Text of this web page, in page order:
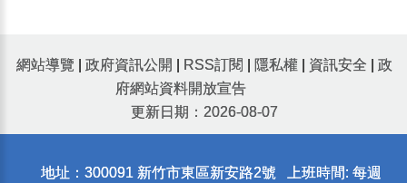
網站導覽 政府資訊公開 RSS訂閱 隱私權 資訊安全
政
府網站資料開放宣告
更新日期：2026-08-07
地址：300091 新竹市東區新安路2號 上班時間: 每週